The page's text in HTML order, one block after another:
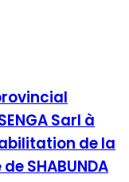
Sarl à
de la
SHABUNDA